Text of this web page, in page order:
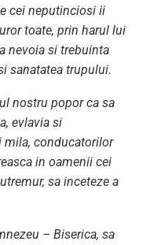
cei neputinciosi ii
toate, prin harul lui
nevoia si trebuinta
sanatatea trupului.
nostru popor ca sa
evlavia si
mila, conducatorilor
in oamenii cei
sa inceteze a
– Biserica, sa